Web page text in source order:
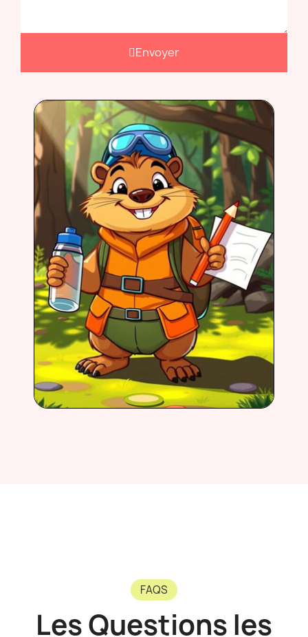
Envoyer
FAQS
Les Questions les